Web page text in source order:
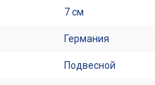
7 см
Германия
Подвесной